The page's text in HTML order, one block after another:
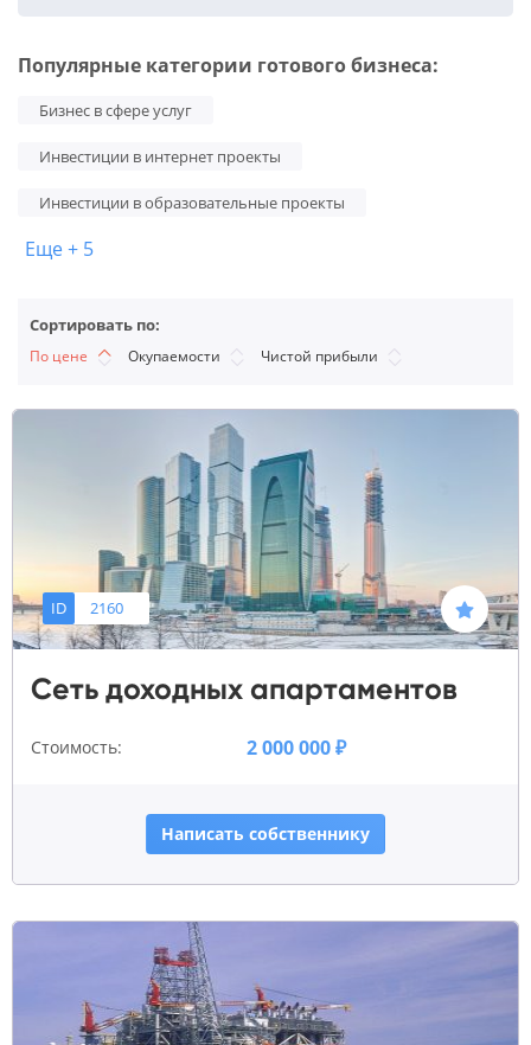
Популярные категории готового бизнеса:
Бизнес в сфере услуг
Инвестиции в интернет проекты
Инвестиции в образовательные проекты
Еще + 5
Сортировать по:
По цене Окупаемости Чистой прибыли
ID 2160
Сеть доходных апартаментов
Стоимость: 2 000 000 ₽
Написать собственнику